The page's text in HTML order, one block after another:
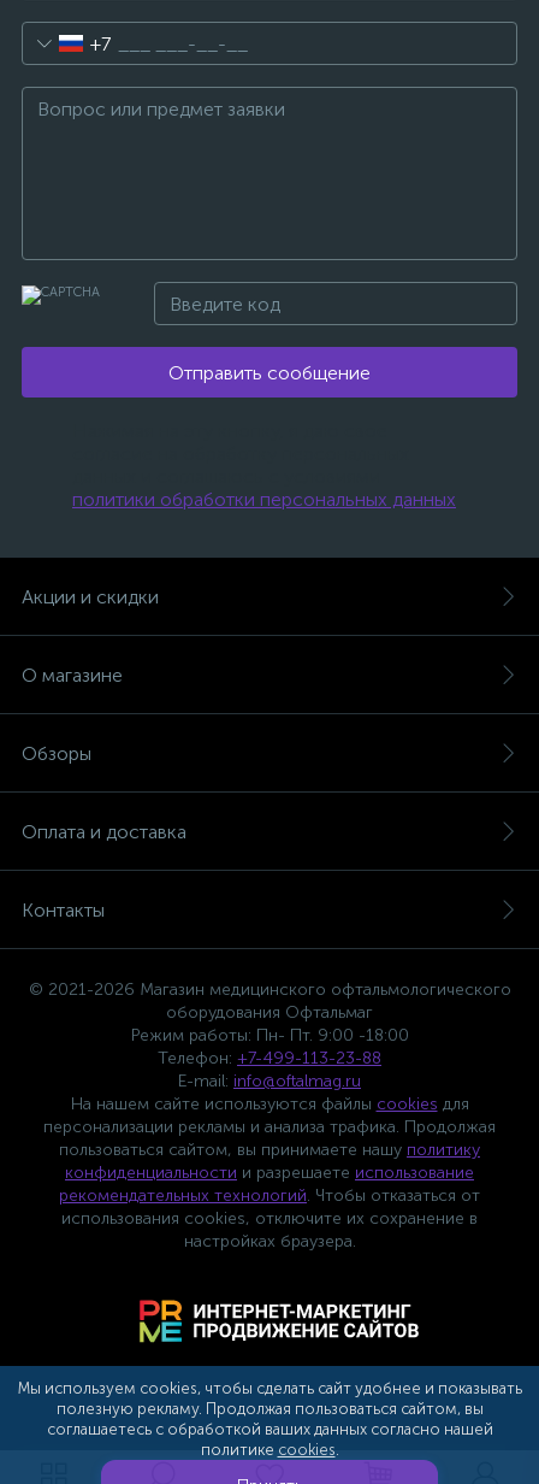
+7
Отправить сообщение
политики обработки персональных данных
Акции и скидки
О магазине
Обзоры
Оплата и доставка
Контакты
© 2021-2026 Магазин медицинского офтальмологического
оборудования Офтальмаг
Режим работы: Пн- Пт. 9:00 -18:00
Телефон: +7-499-113-23-88
E-mail: info@oftalmag.ru
На нашем сайте используются файлы cookies для
персонализации рекламы и анализа трафика. Продолжая
пользоваться сайтом, вы принимаете нашу политику
конфиденциальности и разрешаете использование
рекомендательных технологий. Чтобы отказаться от
использования cookies, отключите их сохранение в
настройках браузера.
Сотрудничество с партнерами
Мы используем cookies, чтобы сделать сайт удобнее и показывать
полезную рекламу. Продолжая пользоваться сайтом, вы
соглашаетесь с обработкой ваших данных согласно нашей
политике cookies.